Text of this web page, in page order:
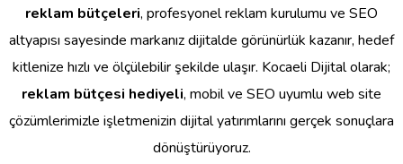
reklam bütçeleri, profesyonel reklam kurulumu ve SEO
altyapısı sayesinde markanız dijitalde görünürlük kazanır, hedef
kitlenize hızlı ve ölçülebilir şekilde ulaşır. Kocaeli Dijital olarak;
reklam bütçesi hediyeli, mobil ve SEO uyumlu web site
çözümlerimizle işletmenizin dijital yatırımlarını gerçek sonuçlara
dönüştürüyoruz.